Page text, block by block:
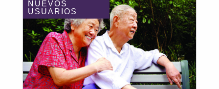
NUEVOS
USUARIOS